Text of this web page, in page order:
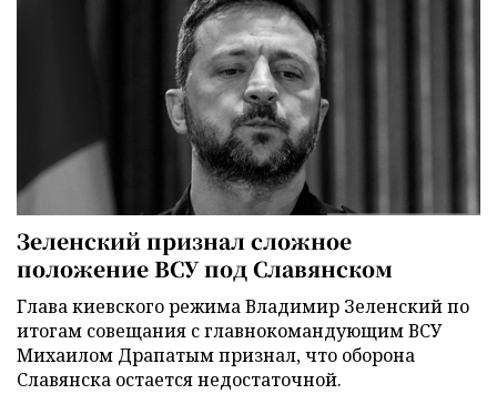
Зеленский признал сложное
положение ВСУ под Славянском
Глава киевского режима Владимир Зеленский по
итогам совещания с главнокомандующим ВСУ
Михаилом Драпатым признал, что оборона
Славянска остается недостаточной.